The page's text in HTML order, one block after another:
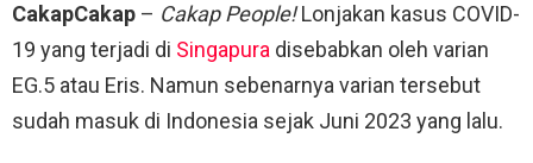
CakapCakap – Cakap People!Lonjakan kasus COVID-
19 yang terjadi di Singapura disebabkan oleh varian
EG.5 atau Eris. Namun sebenarnya varian tersebut
sudah masuk di Indonesia sejak Juni 2023 yang lalu.